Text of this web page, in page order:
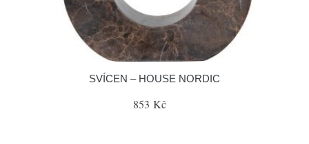
SVÍCEN – HOUSE NORDIC
853 Kč